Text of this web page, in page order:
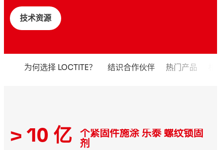
技术资源
为何选择 LOCTITE？ 结识合作伙伴 热门产品
> 10 亿
个紧固件施涂 乐泰 螺纹锁固
剂